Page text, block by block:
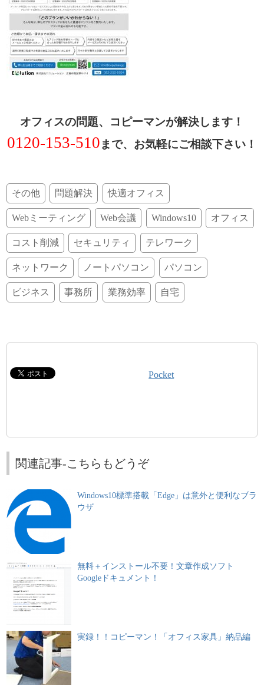
オフィスの問題、コピーマンが解決します！
0120-153-510 まで、お気軽にご相談下さい！
その他 問題解決 快適オフィス
Webミーティング Web会議 Windows10 オフィス
コスト削減 セキュリティ テレワーク
ネットワーク ノートパソコン パソコン
ビジネス 事務所 業務効率 自宅
Pocket
関連記事-こちらもどうぞ
Windows10標準搭載「Edge」は意外と便利なブラ
ウザ
無料＋インストール不要！文章作成ソフト
Googleドキュメント！
実録！！コピーマン！「オフィス家具」納品編